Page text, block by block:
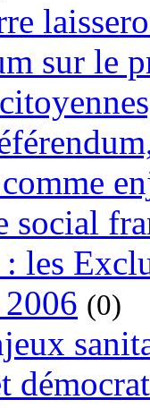
sur le
social
les
(0)